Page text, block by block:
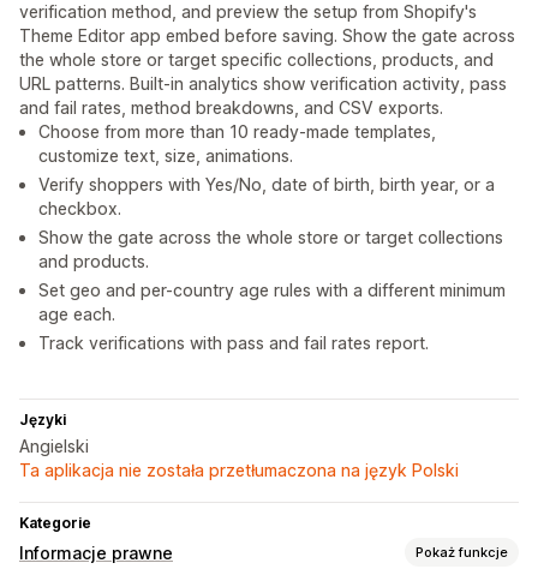
verification method, and preview the setup from Shopify's
Theme Editor app embed before saving. Show the gate across
the whole store or target specific collections, products, and
URL patterns. Built-in analytics show verification activity, pass
and fail rates, method breakdowns, and CSV exports.
Choose from more than 10 ready-made templates,
customize text, size, animations.
Verify shoppers with Yes/No, date of birth, birth year, or a
checkbox.
Show the gate across the whole store or target collections
and products.
Set geo and per-country age rules with a different minimum
age each.
Track verifications with pass and fail rates report.
Języki
Angielski
Ta aplikacja nie została przetłumaczona na język Polski
Kategorie
Informacje prawne Pokaż funkcje